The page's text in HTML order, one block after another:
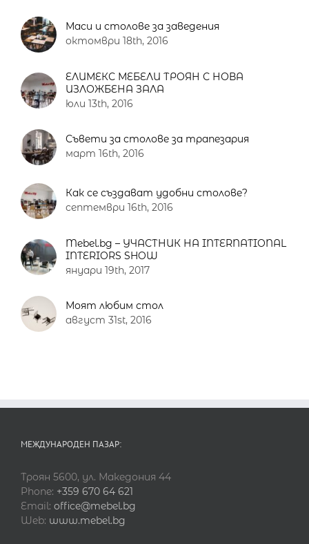
Маси и столове за заведения
октомври 18th, 2016
ЕЛИМЕКС МЕБЕЛИ ТРОЯН С НОВА
ИЗЛОЖБЕНА ЗАЛА
юли 13th, 2016
Съвети за столове за трапезария
март 16th, 2016
Как се създават удобни столове?
септември 16th, 2016
Mebel.bg – УЧАСТНИК НА INTERNATIONAL
INTERIORS SHOW
януари 19th, 2017
Моят любим стол
август 31st, 2016
МЕЖДУНАРОДЕН ПАЗАР:
Троян 5600, ул. Македония 44
Phone: +359 670 64 621
Email: office@mebel.bg
Web: www.mebel.bg